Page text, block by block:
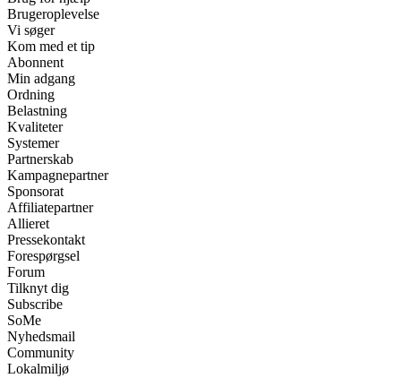
Brugeroplevelse
Vi søger
Kom med et tip
Abonnent
Min adgang
Ordning
Belastning
Kvaliteter
Systemer
Partnerskab
Kampagnepartner
Sponsorat
Affiliatepartner
Allieret
Pressekontakt
Forespørgsel
Forum
Tilknyt dig
Subscribe
SoMe
Nyhedsmail
Community
Lokalmiljø